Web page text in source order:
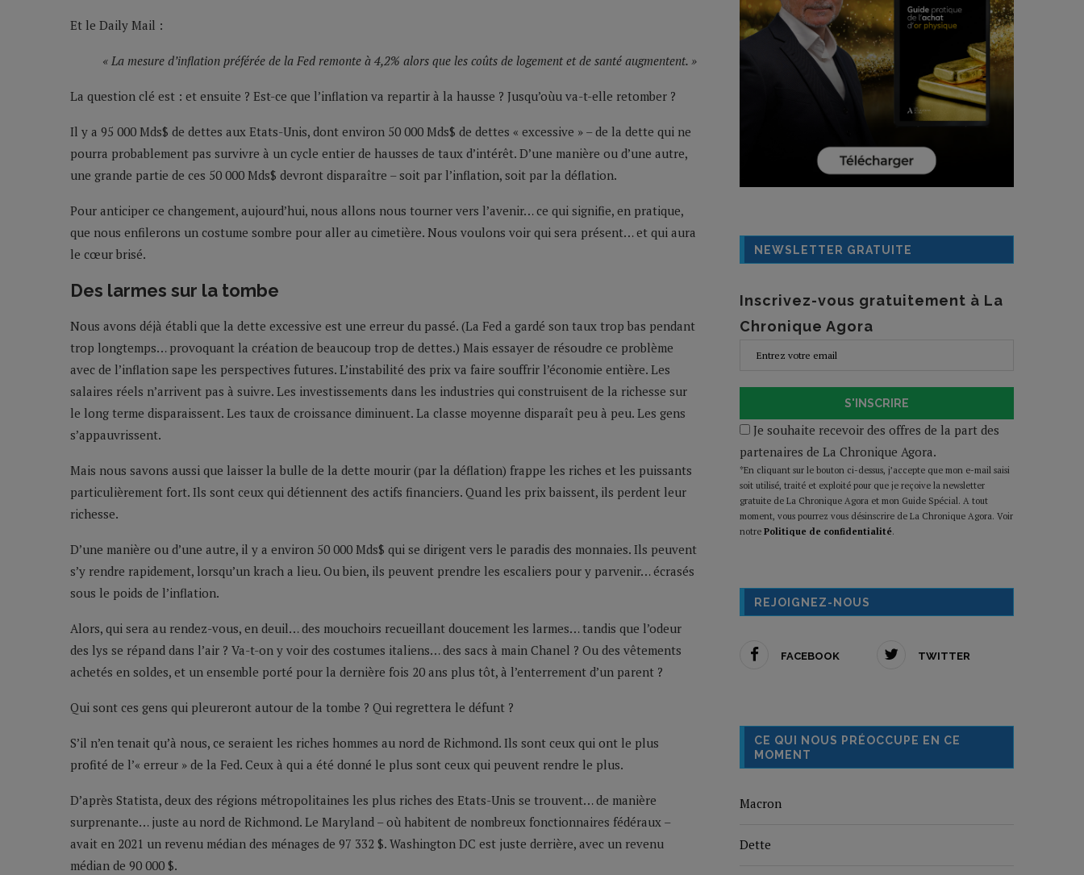
Et le Daily Mail :
« La mesure d’inflation préférée de la Fed remonte à 4,2% alors que les coûts de logement et de santé augmentent. »
La question clé est : et ensuite ? Est-ce que l’inflation va repartir à la hausse ? Jusqu’oùu va-t-elle retomber ?
Il y a 95 000 Mds$ de dettes aux Etats-Unis, dont environ 50 000 Mds$ de dettes « excessive » – de la dette qui ne
pourra probablement pas survivre à un cycle entier de hausses de taux d’intérêt. D’une manière ou d’une autre,
une grande partie de ces 50 000 Mds$ devront disparaître – soit par l’inflation, soit par la déflation.
Pour anticiper ce changement, aujourd’hui, nous allons nous tourner vers l’avenir… ce qui signifie, en pratique,
que nous enfilerons un costume sombre pour aller au cimetière. Nous voulons voir qui sera présent… et qui aura
le cœur brisé.
Des larmes sur la tombe
Nous avons déjà établi que la dette excessive est une erreur du passé. (La Fed a gardé son taux trop bas pendant
trop longtemps… provoquant la création de beaucoup trop de dettes.) Mais essayer de résoudre ce problème
avec de l’inflation sape les perspectives futures. L’instabilité des prix va faire souffrir l’économie entière. Les
salaires réels n’arrivent pas à suivre. Les investissements dans les industries qui construisent de la richesse sur
le long terme disparaissent. Les taux de croissance diminuent. La classe moyenne disparaît peu à peu. Les gens
s’appauvrissent.
Mais nous savons aussi que laisser la bulle de la dette mourir (par la déflation) frappe les riches et les puissants
particulièrement fort. Ils sont ceux qui détiennent des actifs financiers. Quand les prix baissent, ils perdent leur
richesse.
D’une manière ou d’une autre, il y a environ 50 000 Mds$ qui se dirigent vers le paradis des monnaies. Ils peuvent
s’y rendre rapidement, lorsqu’un krach a lieu. Ou bien, ils peuvent prendre les escaliers pour y parvenir… écrasés
sous le poids de l’inflation.
Alors, qui sera au rendez-vous, en deuil… des mouchoirs recueillant doucement les larmes… tandis que l’odeur
des lys se répand dans l’air ? Va-t-on y voir des costumes italiens… des sacs à main Chanel ? Ou des vêtements
achetés en soldes, et un ensemble porté pour la dernière fois 20 ans plus tôt, à l’enterrement d’un parent ?
Qui sont ces gens qui pleureront autour de la tombe ? Qui regrettera le défunt ?
S’il n’en tenait qu’à nous, ce seraient les riches hommes au nord de Richmond. Ils sont ceux qui ont le plus
profité de l’« erreur » de la Fed. Ceux à qui a été donné le plus sont ceux qui peuvent rendre le plus.
D’après Statista, deux des régions métropolitaines les plus riches des Etats-Unis se trouvent… de manière
surprenante… juste au nord de Richmond. Le Maryland – où habitent de nombreux fonctionnaires fédéraux –
avait en 2021 un revenu médian des ménages de 97 332 $. Washington DC est juste derrière, avec un revenu
médian de 90 000 $.
NEWSLETTER GRATUITE
Inscrivez-vous gratuitement à La
Chronique Agora
S'INSCRIRE
Je souhaite recevoir des offres de la part des
partenaires de La Chronique Agora.
*En cliquant sur le bouton ci-dessus, j’accepte que mon e-mail saisi
soit utilisé, traité et exploité pour que je reçoive la newsletter
gratuite de La Chronique Agora et mon Guide Spécial. A tout
moment, vous pourrez vous désinscrire de La Chronique Agora. Voir
notre Politique de confidentialité.
REJOIGNEZ-NOUS
FACEBOOK TWITTER
CE QUI NOUS PRÉOCCUPE EN CE
MOMENT
Macron
Dette